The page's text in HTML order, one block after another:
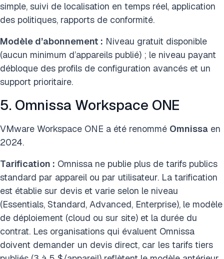
simple, suivi de localisation en temps réel, application
des politiques, rapports de conformité.
Modèle d’abonnement : Niveau gratuit disponible
(aucun minimum d’appareils publié) ; le niveau payant
débloque des profils de configuration avancés et un
support prioritaire.
5. Omnissa Workspace ONE
VMware Workspace ONE a été renommé Omnissa en
2024.
Tarification : Omnissa ne publie plus de tarifs publics
standard par appareil ou par utilisateur. La tarification
est établie sur devis et varie selon le niveau
(Essentials, Standard, Advanced, Enterprise), le modèle
de déploiement (cloud ou sur site) et la durée du
contrat. Les organisations qui évaluent Omnissa
doivent demander un devis direct, car les tarifs tiers